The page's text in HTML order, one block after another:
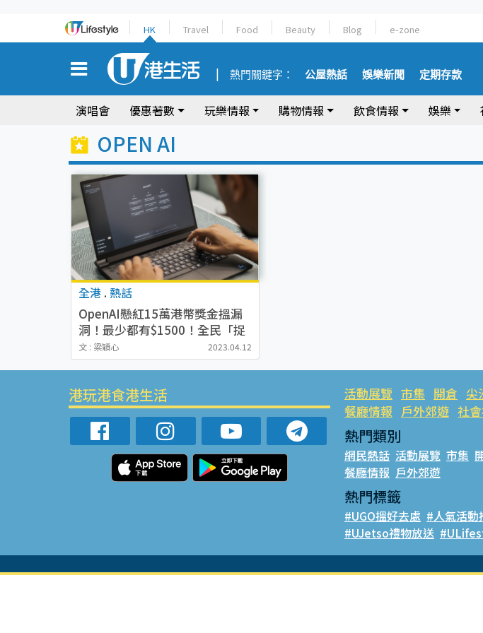
HK Travel Food Beauty Blog e-zone
熱門關鍵字： 公屋熱話 娛樂新聞 定期存款
演唱會 優惠著數 玩樂情報 購物情報 飲食情報 娛樂
OPEN AI
全港 . 熱話
OpenAI懸紅15萬港幣獎金搵漏
洞！最少都有$1500！全民「捉
AI錯處」回報漏洞賺大錢
文 : 梁穎心 2023.04.12
港玩港食港生活 活動展覽 市集 開倉 尖
餐廳情報 戶外郊遊 社
熱門類別
網民熱話 活動展覽 市集
餐廳情報 戶外郊遊
熱門標籤
#UGO搵好去處 #人氣活動
#UJetso禮物放送